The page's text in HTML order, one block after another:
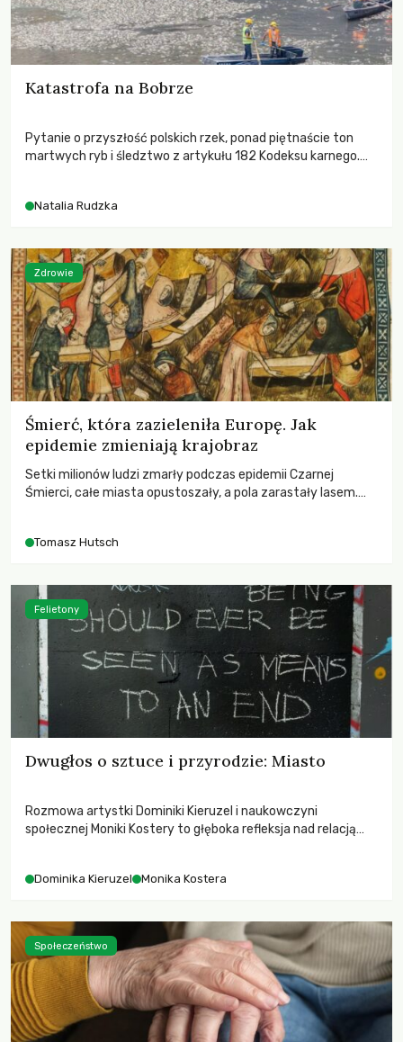
Katastrofa na Bobrze
Pytanie o przyszłość polskich rzek, ponad piętnaście ton
martwych ryb i śledztwo z artykułu 182 Kodeksu karnego.
zdarzeń prowadzących do biologicznej śmierci rzeki.
Natalia Rudzka
Śmierć, która zazieleniła Europę. Jak
epidemie zmieniają krajobraz
Setki milionów ludzi zmarły podczas epidemii Czarnej
Śmierci, całe miasta opustoszały, a pola zarastały lasem.
największych katastrof w swoich dziejach.
Tomasz Hutsch
Zdrowie
Dwugłos o sztuce i przyrodzie: Miasto
Rozmowa artystki Dominiki Kieruzel i naukowczyni
społecznej Moniki Kostery to głęboka refleksja nad relacją
Dominika Kieruzel Monika Kostera
Felietony
Społeczeństwo